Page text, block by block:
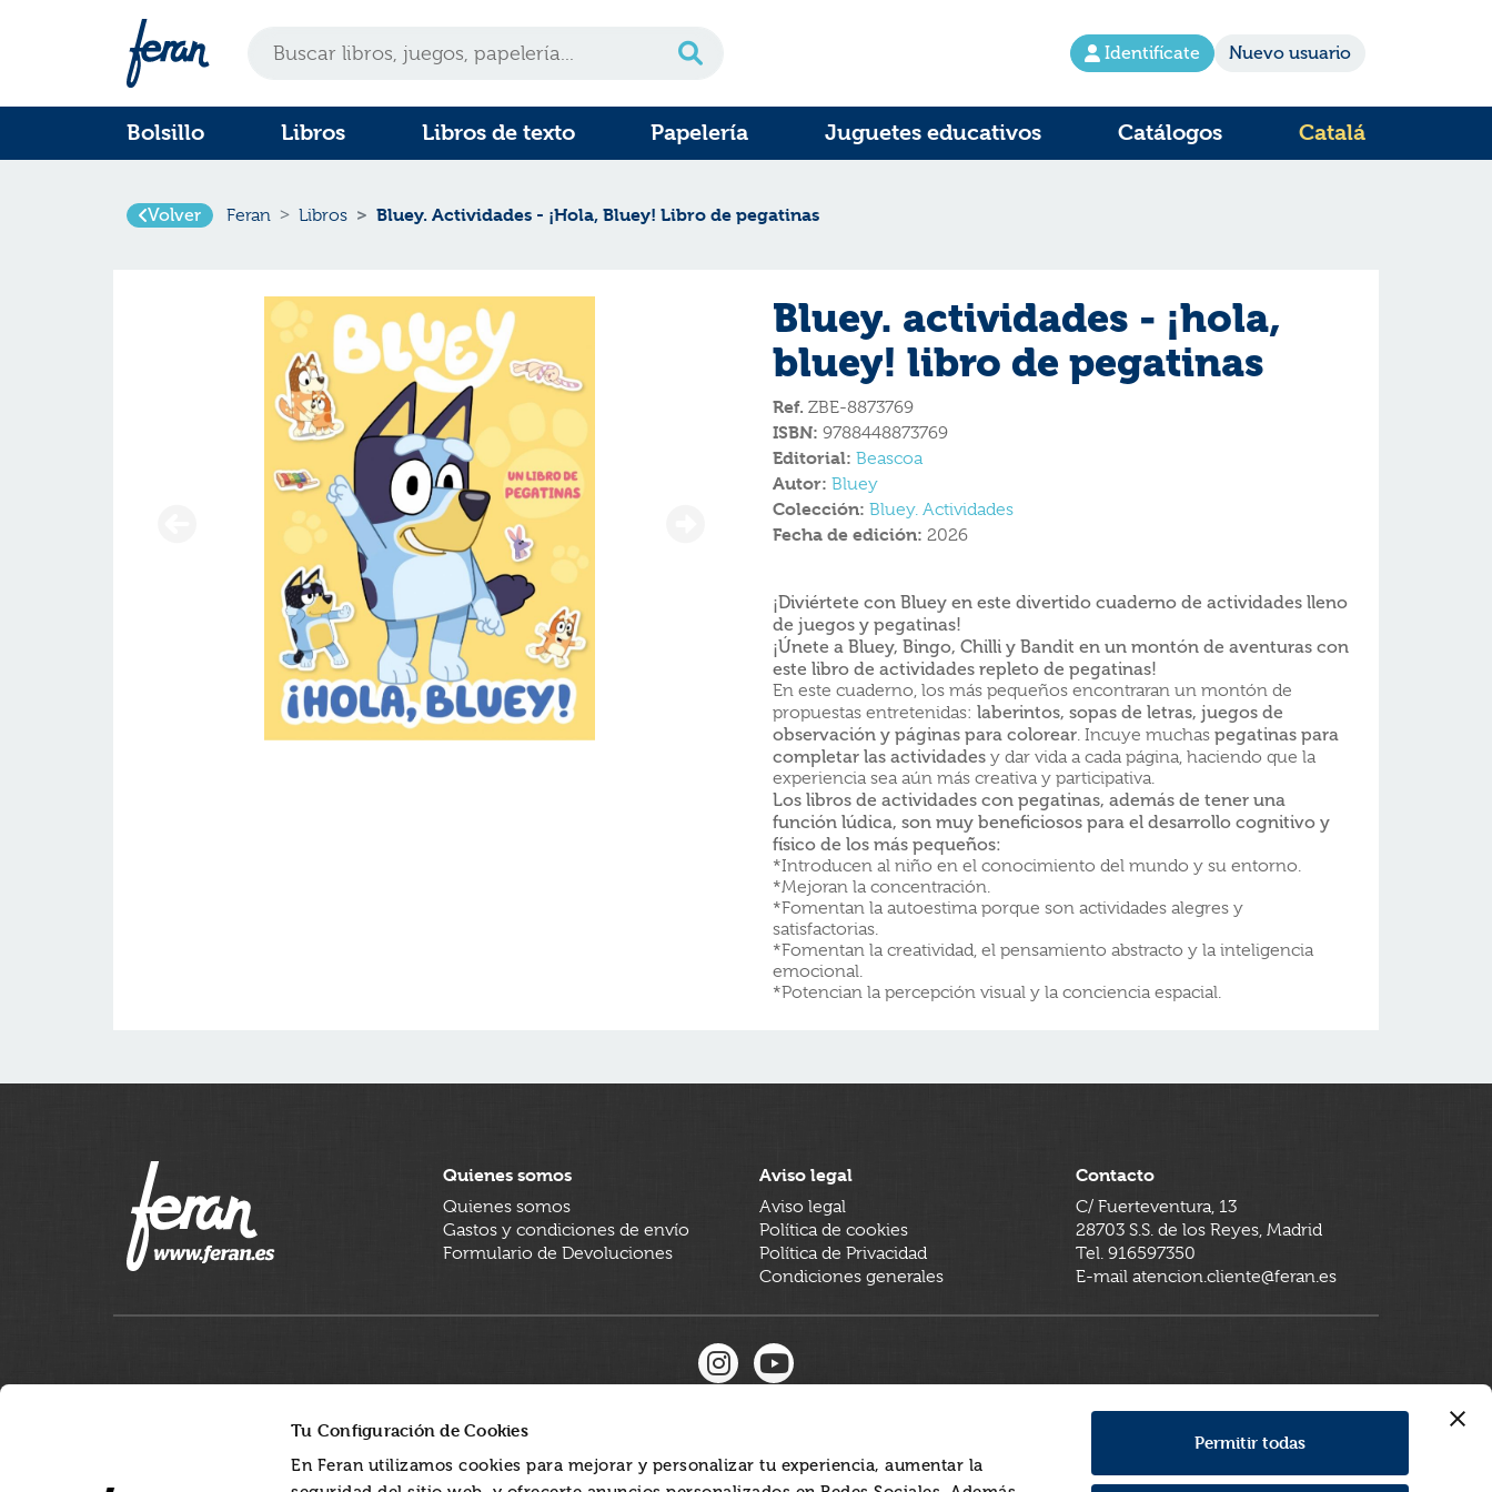
Tu Configuración de Cookies
En Feran utilizamos cookies para mejorar y personalizar tu experiencia, aumentar la
Permitir todas
Identifícate Nuevo usuario
Bolsillo Libros Libros de texto Papelería Juguetes educativos Catálogos Catalá
Volver Feran Libros Bluey. Actividades - ¡Hola, Bluey! Libro de pegatinas
Bluey. actividades - ¡hola,
bluey! libro de pegatinas
Ref. ZBE-8873769
ISBN: 9788448873769
Editorial: Beascoa
Autor: Bluey
Colección: Bluey. Actividades
Fecha de edición: 2026
¡Diviértete con Bluey en este divertido cuaderno de actividades lleno
de juegos y pegatinas!
¡Únete a Bluey, Bingo, Chilli y Bandit en un montón de aventuras con
este libro de actividades repleto de pegatinas!
En este cuaderno, los más pequeños encontraran un montón de
propuestas entretenidas: laberintos, sopas de letras, juegos de
observación y páginas para colorear. Incuye muchas pegatinas para
completar las actividades y dar vida a cada página, haciendo que la
experiencia sea aún más creativa y participativa.
Los libros de actividades con pegatinas, además de tener una
función lúdica, son muy beneficiosos para el desarrollo cognitivo y
físico de los más pequeños:
*Introducen al niño en el conocimiento del mundo y su entorno.
*Mejoran la concentración.
*Fomentan la autoestima porque son actividades alegres y
satisfactorias.
*Fomentan la creatividad, el pensamiento abstracto y la inteligencia
emocional.
*Potencian la percepción visual y la conciencia espacial.
Quienes somos
Quienes somos
Gastos y condiciones de envío
Formulario de Devoluciones
Aviso legal
Aviso legal
Política de cookies
Política de Privacidad
Condiciones generales
Contacto
C/ Fuerteventura, 13
28703 S.S. de los Reyes, Madrid
Tel. 916597350
E-mail atencion.cliente@feran.es